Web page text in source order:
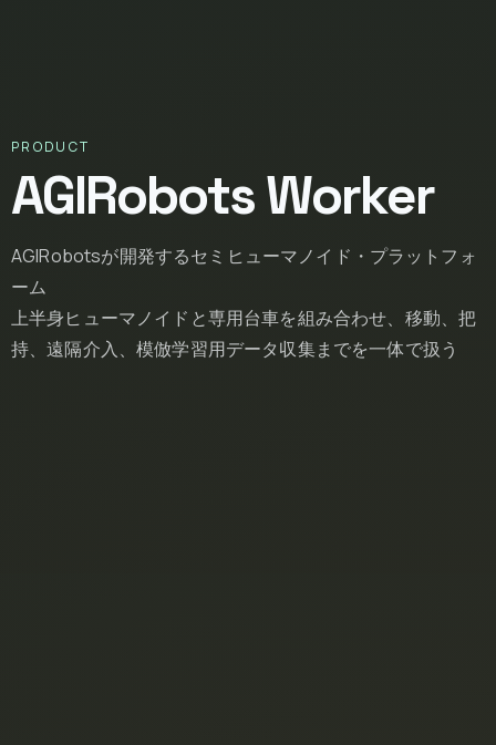
PRODUCT
AGIRobots Worker
AGIRobotsが開発するセミヒューマノイド・プラットフォ
ーム
上半身ヒューマノイドと専用台車を組み合わせ、移動、把
持、遠隔介入、模倣学習用データ収集までを一体で扱う